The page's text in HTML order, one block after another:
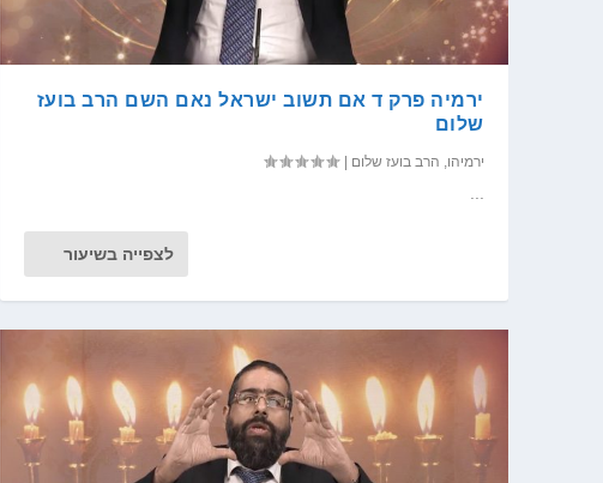
ירמיה פרק ד אם תשוב ישראל נאם השם הרב בועז
שלום
ירמיהו, הרב בועז שלום |
לצפייה בשיעור